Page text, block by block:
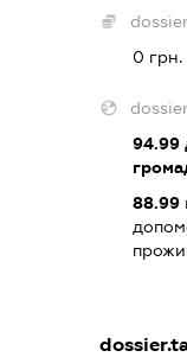
0 грн.
94.99
88.99